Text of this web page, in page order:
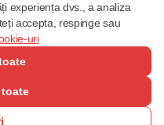
experiența dvs., a analiza
accepta, respinge sau
uri